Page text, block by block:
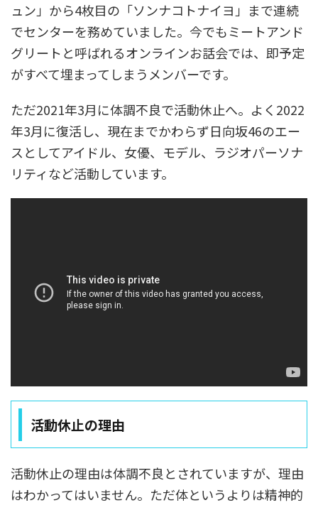
ュン」から4枚目の「ソンナコトナイヨ」まで連続
でセンターを務めていました。今でもミートアンド
グリートと呼ばれるオンラインお話会では、即予定
がすべて埋まってしまうメンバーです。
ただ2021年3月に体調不良で活動休止へ。よく2022
年3月に復活し、現在までかわらず日向坂46のエー
スとしてアイドル、女優、モデル、ラジオパーソナ
リティなど活動しています。
活動休止の理由
活動休止の理由は体調不良とされていますが、理由
はわかってはいません。ただ体というよりは精神的